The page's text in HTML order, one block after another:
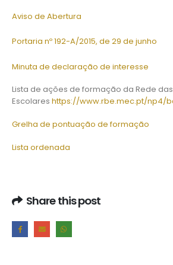
Aviso de Abertura
Portaria nº 192-A/2015, de 29 de junho
Minuta de declaração de interesse
Lista de ações de formação da Rede
Escolares https://www.rbe.mec.pt/np4/
Grelha de pontuação de formação
Lista ordenada
Share this post